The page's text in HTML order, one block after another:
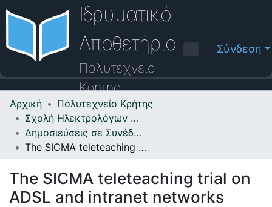
Ιδρυματικό
Αποθετήριο
Πολυτεχνείο
Κρήτης
Σύνδεση
Κοινότητες & Συλλογές
Πλοήγηση στο Αποθετήριο
Επικοινωνία
Αρχική
Πολυτεχνείο Κρήτης
Σχολή Ηλεκτρολόγων Μηχανικών και Μηχανικών Υπολογιστών
Δημοσιεύσεις σε Συνέδρια
The SICMA teleteaching trial on ADSL and intranet networks
The SICMA teleteaching trial on
ADSL and intranet networks